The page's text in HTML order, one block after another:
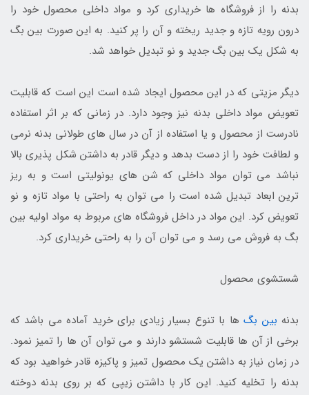
بدنه را از فروشگاه ها خریداری کرد و مواد داخلی محصول خود را
درون رویه تازه و جدید ریخته و آن را پر کنید. به این صورت بین بگ
به شکل یک بین بگ جدید و نو تبدیل خواهد شد.
دیگر مزیتی که در این محصول ایجاد شده است این است که قابلیت
تعویض مواد داخلی بدنه نیز وجود دارد. در زمانی که بر اثر استفاده
نادرست از محصول و یا استفاده از آن در سال های طولانی بدنه نرمی
و لطافت خود را از دست بدهد و دیگر قادر به داشتن شکل پذیری بالا
نباشد می توان مواد داخلی که شن های یونولیتی است و به ریز
ترین ابعاد تبدیل شده است را می توان به راحتی با مواد تازه و نو
تعویض کرد. این مواد در داخل فروشگاه های مربوط به مواد اولیه بین
بگ به فروش می رسد و می توان آن را به راحتی خریداری کرد.
شستشوی محصول
بدنه بین بگها با تنوع بسیار زیادی برای خرید آماده می باشد که
برخی از آن ها قابلیت شستشو دارند و می توان آن ها را تمیز نمود.
در زمان نیاز به داشتن یک محصول تمیز و پاکیزه قادر خواهید بود که
بدنه را تخلیه کنید. این کار با داشتن زیپی که بر روی بدنه دوخته